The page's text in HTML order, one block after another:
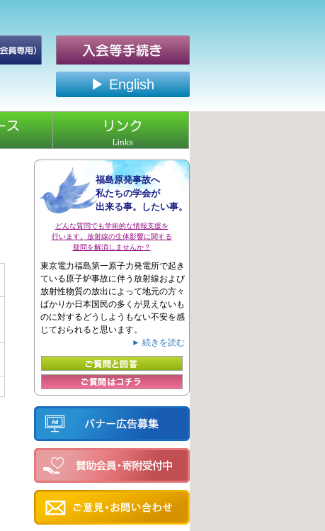
▶ English
福島原発事故へ
私たちの学会が
出来る事。したい事。
どんな質問でも学術的な情報支援を
行います。放射線の生体影響に関する
疑問を解消しませんか？
東京電力福島第一原子力発電所で起き
ている原子炉事故に伴う放射線および
放射性物質の放出によって地元の方々
ばかりか日本国民の多くが見えないも
のに対するどうしようもない不安を感
じておられると思います。
► 続きを読む